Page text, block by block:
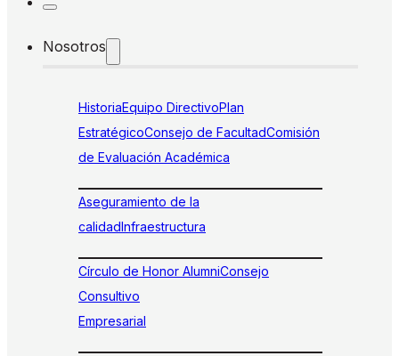
Nosotros
HistoriaEquipo DirectivoPlan
EstratégicoConsejo de FacultadComisión
de Evaluación Académica
Aseguramiento de la
calidadInfraestructura
Círculo de Honor AlumniConsejo
Consultivo
Empresarial